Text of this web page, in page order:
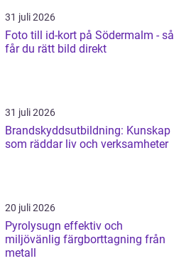
31 juli 2026
Foto till id-kort på Södermalm - så
får du rätt bild direkt
31 juli 2026
Brandskyddsutbildning: Kunskap
som räddar liv och verksamheter
20 juli 2026
Pyrolysugn effektiv och
miljövänlig färgborttagning från
metall